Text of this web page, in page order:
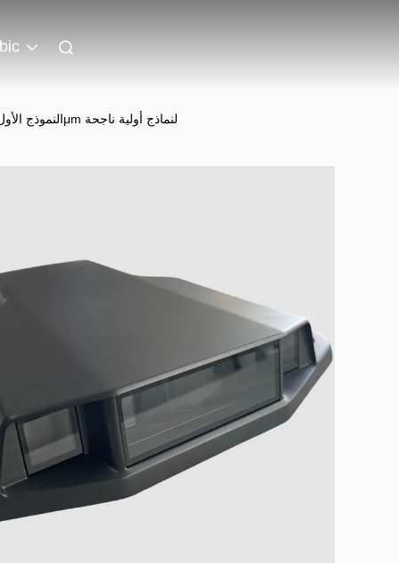
STL OBJ AMF النموذج الأول السريع عوامل الطباعة ثلاثية الأبعاد للنظر في الخام 3.2μm لنماذج أولية ناجحة